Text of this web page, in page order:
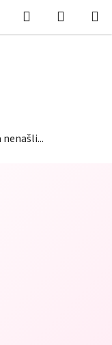
Hľadať
KOŠÍK
nenašli...